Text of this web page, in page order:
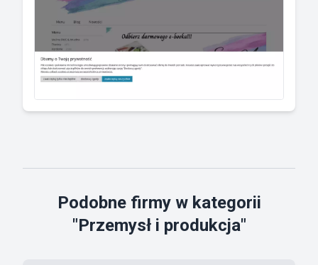
Podobne firmy w kategorii
"Przemysł i produkcja"